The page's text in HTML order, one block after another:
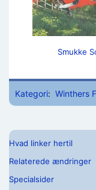
Smukke
Kategori: Winthers
Hvad linker hertil
Relaterede ændringer
Specialsider